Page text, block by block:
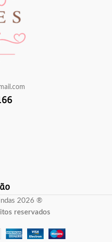
2026 ®
reservados